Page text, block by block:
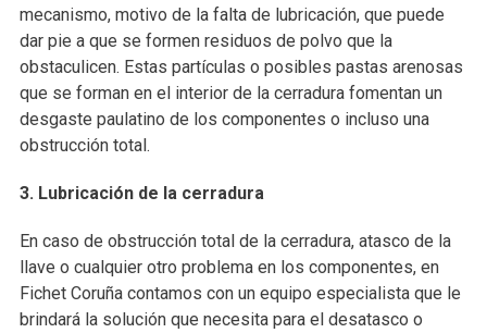
mecanismo, motivo de la falta de lubricación, que puede
dar pie a que se formen residuos de polvo que la
obstaculicen. Estas partículas o posibles pastas arenosas
que se forman en el interior de la cerradura fomentan un
desgaste paulatino de los componentes o incluso una
obstrucción total.
3. Lubricación de la cerradura
En caso de obstrucción total de la cerradura, atasco de la
llave o cualquier otro problema en los componentes, en
Fichet Coruña contamos con un equipo especialista que le
brindará la solución que necesita para el desatasco o